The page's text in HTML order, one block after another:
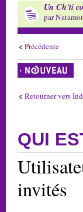
Un Ch'ti
par
Précédente
Écrire un nouveau
sujet
Retourner vers
QUI
invités